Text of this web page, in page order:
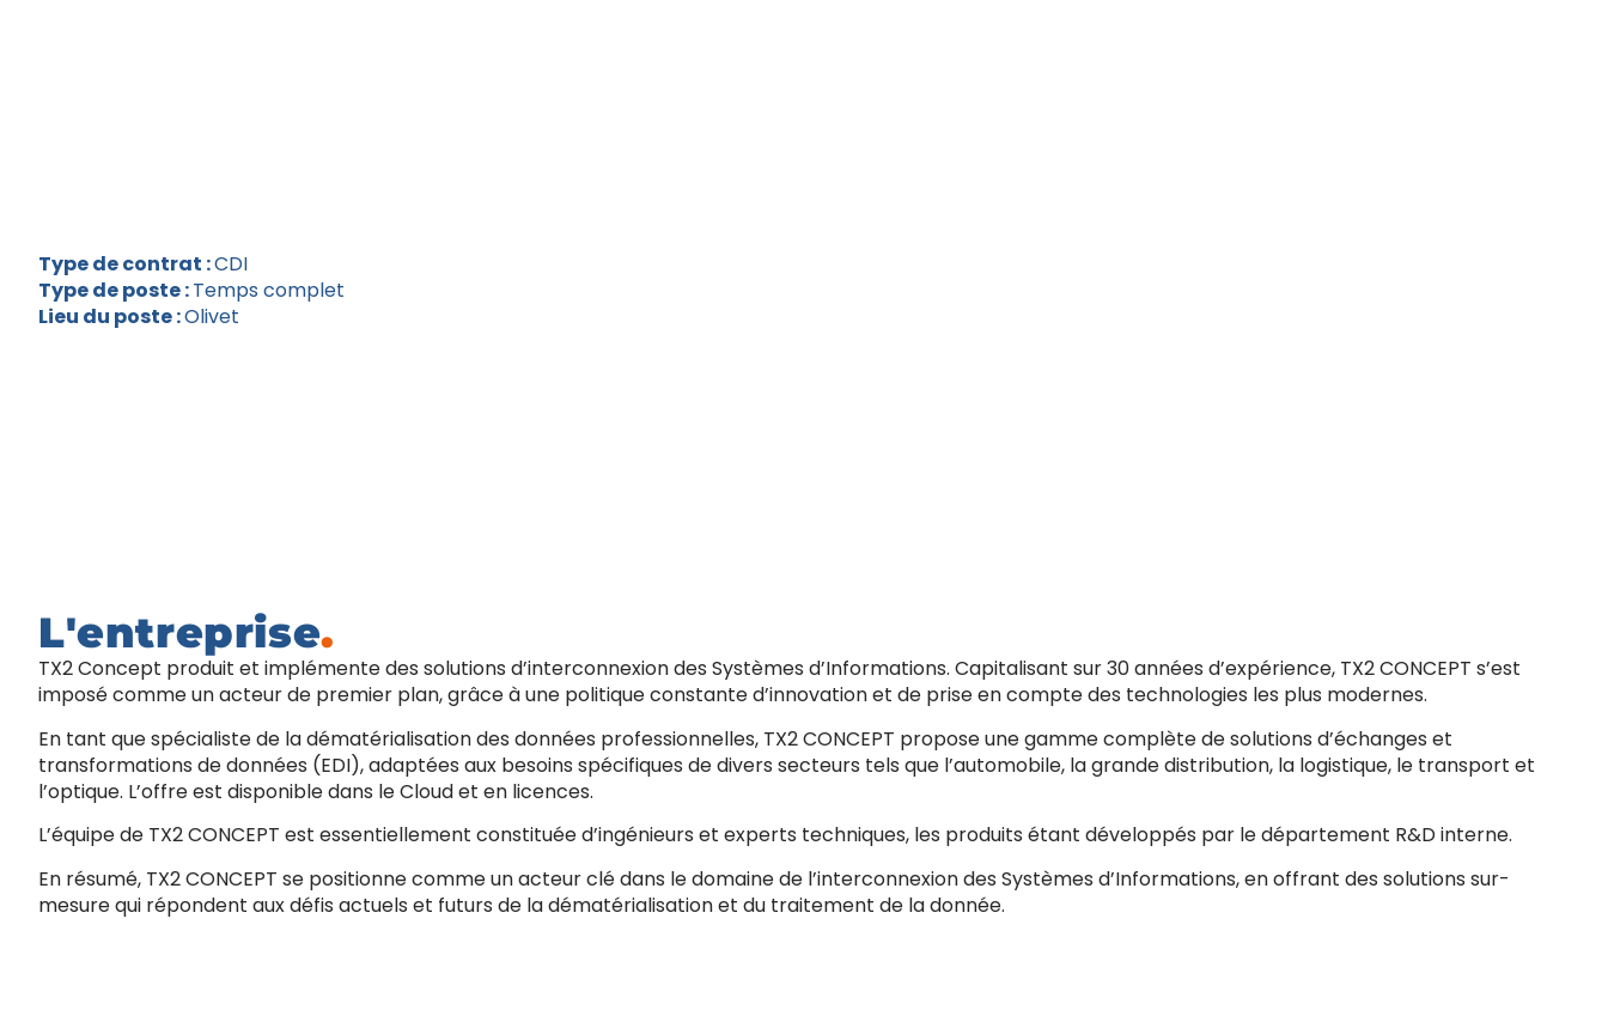
Type de contrat :CDI
Type de poste :Temps complet
Lieu du poste :Olivet
L'entreprise.
TX2 Concept produit et implémente des solutions d’interconnexion des Systèmes d’Informations. Capitalisant sur 30 années d’expérience, TX2 CONCEPT s’est
imposé comme un acteur de premier plan, grâce à une politique constante d’innovation et de prise en compte des technologies les plus modernes.
En tant que spécialiste de la dématérialisation des données professionnelles, TX2 CONCEPT propose une gamme complète de solutions d’échanges et
transformations de données (EDI), adaptées aux besoins spécifiques de divers secteurs tels que l’automobile, la grande distribution, la logistique, le transport et
l’optique. L’offre est disponible dans le Cloud et en licences.
L’équipe de TX2 CONCEPT est essentiellement constituée d’ingénieurs et experts techniques, les produits étant développés par le département R&D interne.
En résumé, TX2 CONCEPT se positionne comme un acteur clé dans le domaine de l’interconnexion des Systèmes d’Informations, en offrant des solutions sur-
mesure qui répondent aux défis actuels et futurs de la dématérialisation et du traitement de la donnée.